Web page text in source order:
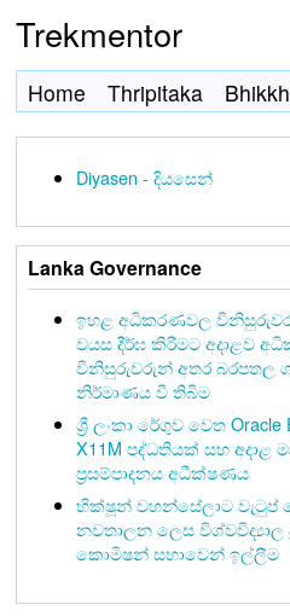
Trekmentor
Home Thripitaka
Diyasen - දියසෙන්
Lanka Governance
ඉහළ අධිකරණවල
වයස දීර්ඝ කිරීමට අදාළව
විනිසුරුවරුන් අතර බරපතල
නිර්මාණය වී තිබීම
ශ්‍රී ලංකා රේගුව වෙත Oracle
X11M පද්ධතියක් සහ අදාළ
ප්‍රසම්පාදනය අධීක්ෂණය
භික්ෂූන් වහන්සේලාට වැටුප්
නවතාලන ලෙස විශ්වවිද්‍යාල
කොමිෂන් සභාවෙන් ඉල්ලීම